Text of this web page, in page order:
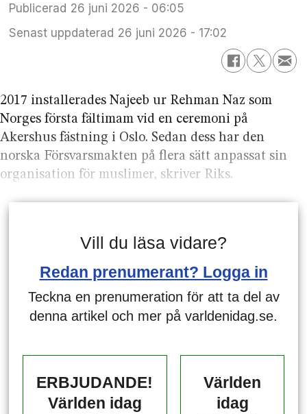
Publicerad
26 juni 2026 - 06:05
Senast uppdaterad
26 juni 2026 - 17:02
2017 installerades Najeeb ur Rehman Naz som
Norges första fältimam vid en ceremoni på
Akershus fästning i Oslo. Sedan dess har den
norska Försvarsmakten på flera sätt anpassat sin
organisation för muslimer, skriver Riks.
Vill du läsa vidare?
Redan prenumerant? Logga in
Teckna en prenumeration för att ta del av
denna artikel och mer på varldenidag.se.
ERBJUDANDE!
Världen idag
Världen
idag